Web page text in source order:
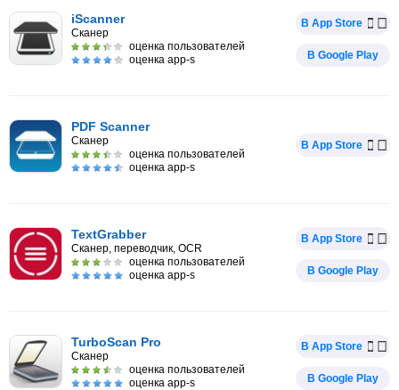
iScanner
Сканер
оценка пользователей
оценка app-s
В App Store
В Google Play
PDF Scanner
Сканер
оценка пользователей
оценка app-s
В App Store
TextGrabber
Сканер, переводчик, OCR
оценка пользователей
оценка app-s
В App Store
В Google Play
TurboScan Pro
Сканер
оценка пользователей
оценка app-s
В App Store
В Google Play